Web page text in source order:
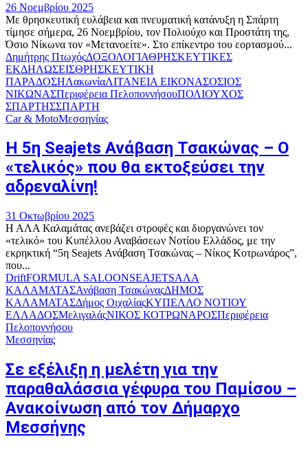
26 Νοεμβρίου 2025
Με θρησκευτική ευλάβεια και πνευματική κατάνυξη η Σπάρτη
τίμησε σήμερα, 26 Νοεμβρίου, τον Πολιούχο και Προστάτη της,
Όσιο Νίκωνα τον «Μετανοείτε». Στο επίκεντρο του εορτασμού...
Δημήτρης ΠτωχόςΔΟΞΟΛΟΓΙΑΘΡΗΣΚΕΥΤΙΚΕΣ
ΕΚΔΗΛΩΣΕΙΣΘΡΗΣΚΕΥΤΙΚΗ
ΠΑΡΑΔΟΣΗΛακωνίαΛΙΤΑΝΕΙΑ ΕΙΚΟΝΑΣΟΣΙΟΣ
ΝΙΚΩΝΑΣΠεριφέρεια ΠελοποννήσουΠΟΛΙΟΥΧΟΣ
ΣΠΑΡΤΗΣΣΠΑΡΤΗ
Car & MotoΜεσσηνίας
Η 5η Seajets Ανάβαση Τσακώνας – Ο
«τελικός» που θα εκτοξεύσει την
αδρεναλίνη!
31 Οκτωβρίου 2025
Η ΑΛΑ Καλαμάτας ανεβάζει στροφές και διοργανώνει τον
«τελικό» του Κυπέλλου Αναβάσεων Νοτίου Ελλάδος, με την
εκρηκτική “5η Seajets Ανάβαση Τσακώνας – Νίκος Κοτρωνάρος”,
που...
DriftFORMULA SALOONSEAJETSΑΛΑ
ΚΑΛΑΜΑΤΑΣΑνάβαση ΤσακώναςΔΗΜΟΣ
ΚΑΛΑΜΑΤΑΣΔήμος ΟιχαλίαςΚΥΠΕΛΛΟ ΝΟΤΙΟΥ
ΕΛΛΑΔΟΣΜελιγαλάςΝΙΚΟΣ ΚΟΤΡΩΝΑΡΟΣΠεριφέρεια
Πελοποννήσου
Μεσσηνίας
Σε εξέλιξη η μελέτη για την
παραθαλάσσια γέφυρα του Παμίσου –
Ανακοίνωση από τον Δήμαρχο
Μεσσήνης